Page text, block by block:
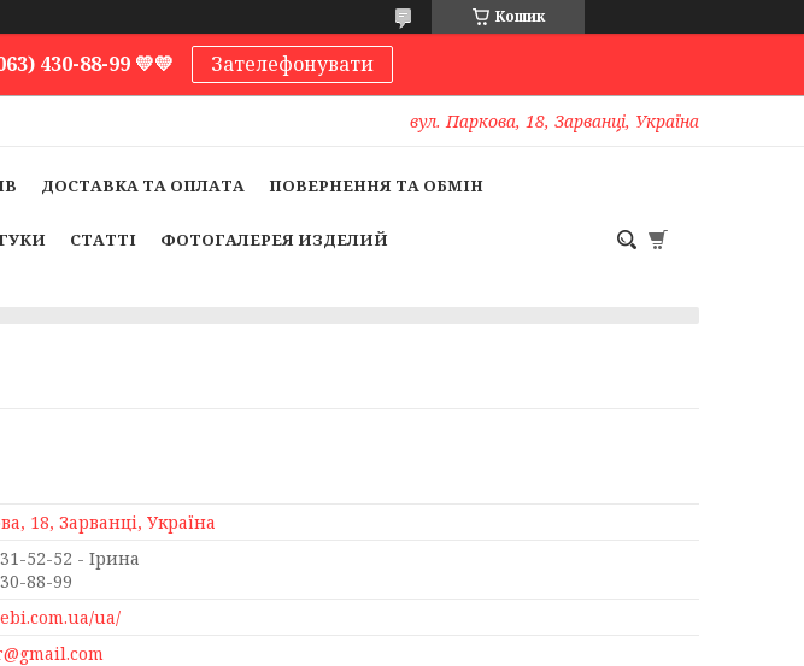
Кошик
430-88-99 💛💛 Зателефонувати
вул. Паркова, 18, Зарванці, Україна
ДОСТАВКА ТА ОПЛАТА ПОВЕРНЕННЯ ТА ОБМІН
СТАТТІ ФОТОГАЛЕРЕЯ ИЗДЕЛИЙ
18, Зарванці, Україна
52-52
Ірина
88-99
ua/